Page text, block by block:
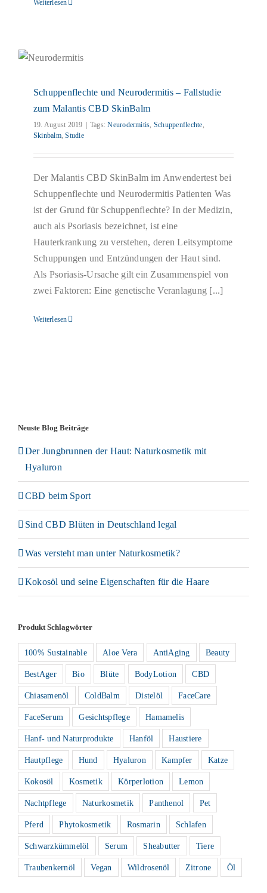
Weiterlesen
Schuppenflechte und Neurodermitis – Fallstudie
Schuppenflechte und Neurodermitis – Fallstudie
zum Malantis CBD SkinBalm
19. August 2019 Tags:Neurodermitis, Schuppenflechte,
Skinbalm,Studie
Der Malantis CBD SkinBalm im Anwendertest bei
Schuppenflechte und Neurodermitis Patienten Was
ist der Grund für Schuppenflechte? In der Medizin,
auch als Psoriasis bezeichnet, ist eine
Hauterkrankung zu verstehen, deren Leitsymptome
Schuppungen und Entzündungen der Haut sind.
Als Psoriasis-Ursache gilt ein Zusammenspiel von
zwei Faktoren: Eine genetische Veranlagung [...]
Weiterlesen
Neuste Blog Beiträge
Der Jungbrunnen der Haut: Naturkosmetik mit
Hyaluron
CBD beim Sport
Sind CBD Blüten in Deutschland legal
Was versteht man unter Naturkosmetik?
Kokosöl und seine Eigenschaften für die Haare
Produkt Schlagwörter
100% Sustainable Aloe Vera AntiAging Beauty
BestAger Bio Blüte BodyLotion CBD
Chiasamenöl ColdBalm Distelöl FaceCare
FaceSerum Gesichtspflege Hamamelis
Hanf- und Naturprodukte Hanföl Haustiere
Hautpflege Hund Hyaluron Kampfer Katze
Kokosöl Kosmetik Körperlotion Lemon
Nachtpflege Naturkosmetik Panthenol Pet
Pferd Phytokosmetik Rosmarin Schlafen
Schwarzkümmelöl Serum Sheabutter Tiere
Traubenkernöl Vegan Wildrosenöl Zitrone Öl